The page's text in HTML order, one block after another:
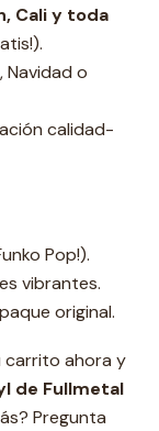
Cali y toda
Navidad o
calidad-
Pop!).
vibrantes.
original.
carrito ahora y
de Fullmetal
Pregunta